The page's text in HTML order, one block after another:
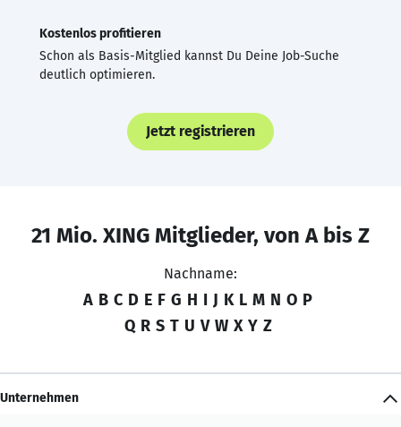
Kostenlos profitieren
Schon als Basis-Mitglied kannst Du Deine Job-Suche
deutlich optimieren.
Jetzt registrieren
21 Mio. XING Mitglieder, von A bis Z
Nachname:
A B C D E F G H I J K L M N O P
Q R S T U V W X Y Z
Unternehmen